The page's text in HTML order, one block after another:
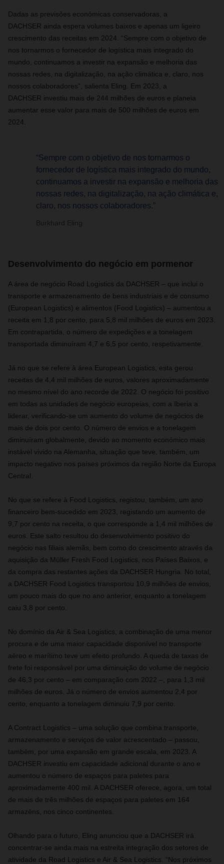
Dadas as previsões económicas conservadoras, a
DACHSER ainda espera volumes baixos e apenas um ligeiro
crescimento das receitas em 2024. “Sempre com o objetivo de
nos tornarmos o fornecedor de logística mais integrado do
mundo, continuamos a investir na expansão e melhoria das
nossas redes, na digitalização, na ação climática e, claro, nos
nossos colaboradores”, salienta Eling. Em 2023, a
DACHSER investiu mais de 244 milhões de euros e planeia
aumentar esse valor para mais de 500 milhões de euros em
2024.
“Sempre com o objetivo de nos tornarmos o
fornecedor de logística mais integrado do mundo,
continuamos a investir na expansão e melhoria das
nossas redes, na digitalização, na ação climática e,
claro, nos nossos colaboradores.”
Burkhard Eling
Desenvolvimento do negócio em pormenor
A área de negócio Road Logistics da DACHSER – que inclui o
transporte e armazenamento de bens industriais e de consumo
(European Logistics) e alimentos (Food Logistics) – aumentou a
receita em 1,8 por cento, para 5,8 mil milhões de euros em 2023.
Em contrapartida, o número de expedições e a tonelagem
transportada diminuíram 4,7 e 6,5 por cento, respetivamente.
Já no que se refere à área European Logistics, esta gerou
receitas de 4,4 mil milhões de euros, valores aproximadamente
no mesmo nível do ano recorde de 2022. O negócio foi positivo
em todas as unidades de negócio europeias, com a Iberia a
liderar, verificando-se um aumento do volume de negócios de
mais de dois por cento. O número de envios e a tonelagem
diminuíram globalmente, devido ao momento económico mais
instável vivido na Alemanha, situação que teve, também, um
impacto negativo nos países próximos da região Norte da Europa
Central.
No que se refere à Food Logistics, registou, também, um ano
financeiro bem-sucedido em 2023, registando um aumento de
9,7 por cento na receita, o que corresponde a 1,4 mil milhões de
euros. Este salto resultou do desenvolvimento positivo do
negócio nas filiais alemãs, bem como do crescimento através da
aquisição da Müller Fresh Food Logistics, nos Países Baixos, e
da compra das restantes ações da DACHSER Hungria. No total,
a DACHSER Food Logistics transportou 10,9 milhões de envios,
um pouco mais do que no ano anterior, enquanto a tonelagem
caiu 3,8 por cento.
No domínio da Air & Sea Logistics, a combinação de uma menor
procura e de uma maior capacidade disponível no transporte
aéreo e marítimo teve um efeito profundo. A queda de taxas de
frete foi responsável por uma diminuição do volume de negócio
de 46,3 por cento – em comparação com 2022 –, para 1,3 mil
milhões de euros. Já o número de envios aumentou 2,4 por
cento, enquanto a tonelagem diminuiu 7,9 por cento.
A Contract Logistics – uma solução que combina transporte,
armazenamento e serviços de valor acrescentado – passou,
também, por uma expansão em grande escala, em 2023. A
DACHSER investiu em capacidade adicional durante o ano e
aumentou o número de espaços para paletes para
aproximadamente 400 mil. A DACHSER oferece, agora, um total
de mais de três milhões de espaços para paletes em 164
armazéns, nos cinco continentes.
Olhando para o futuro, Eling anunciou que a DACHSER irá
concentrar-se ainda mais na estreita integração dos setores de
atividade da Road Logistics e Air & Sea Logistics. “Nos próximos